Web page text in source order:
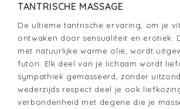
TANTRISCHE MASSAGE
De ultieme tantrische ervaring, om je
ontwaken door sensualiteit en erotiek.
met natuurlijke warme olie, wordt
futon. Elk deel van je lichaam wordt
sympathiek gemasseerd, zonder
wederzijds respect deel je ook
verbondenheid met degene die je